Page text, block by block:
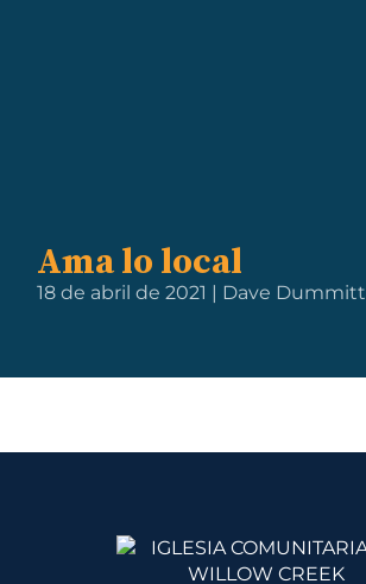
Ama lo local
18 de abril de 2021 | Dave Dummitt